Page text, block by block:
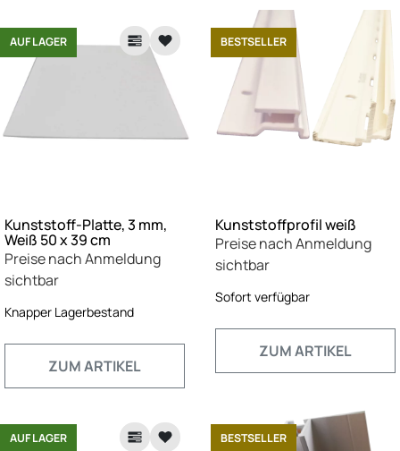
AUF LAGER
Kunststoff-Platte, 3 mm,
Weiß 50 x 39 cm
Preise nach Anmeldung
sichtbar
Knapper Lagerbestand
ZUM ARTIKEL
BESTSELLER
Kunststoffprofil weiß
Preise nach Anmeldung
sichtbar
Sofort verfügbar
ZUM ARTIKEL
AUF LAGER BESTSELLER